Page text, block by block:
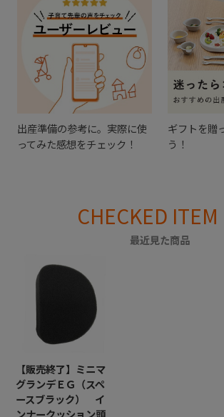
出産準備の参考に。実際に使
ってみた感想をチェック！
ギフトを贈
う！
CHECKED ITEM
最近見た商品
【販売終了】ミニマ
グランデＥＧ（スペ
ースブラック） イ